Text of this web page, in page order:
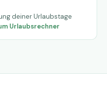
deiner Urlaubstage
Urlaubsrechner